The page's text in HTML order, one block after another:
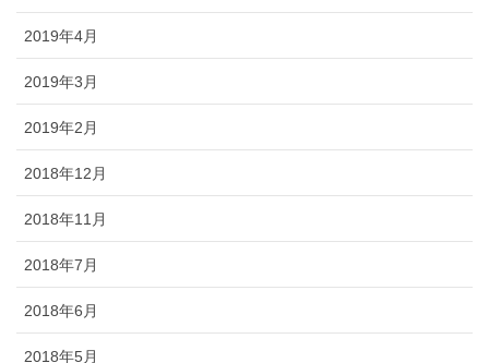
2019年4月
2019年3月
2019年2月
2018年12月
2018年11月
2018年7月
2018年6月
2018年5月